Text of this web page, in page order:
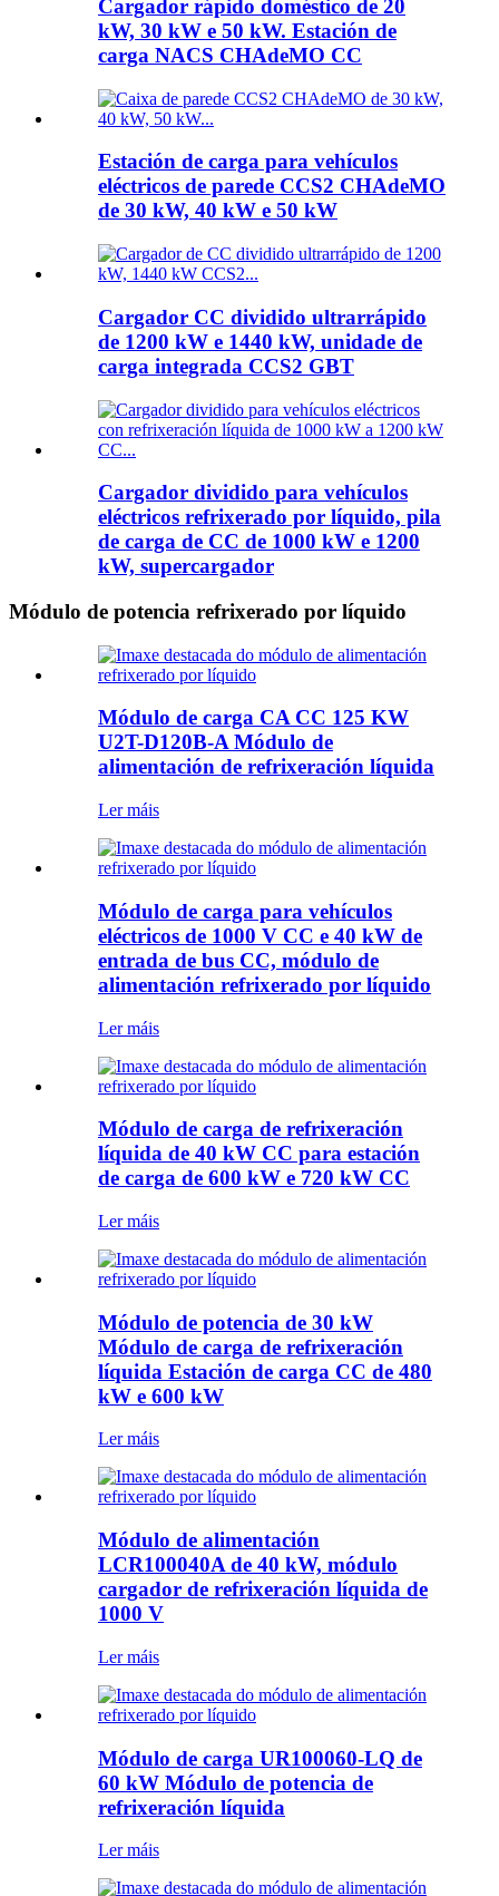
Cargador rápido doméstico de 20
kW, 30 kW e 50 kW. Estación de
carga NACS CHAdeMO CC
Estación de carga para vehículos
eléctricos de parede CCS2 CHAdeMO
de 30 kW, 40 kW e 50 kW
Cargador CC dividido ultrarrápido
de 1200 kW e 1440 kW, unidade de
carga integrada CCS2 GBT
Cargador dividido para vehículos
eléctricos refrixerado por líquido, pila
de carga de CC de 1000 kW e 1200
kW, supercargador
Módulo de potencia refrixerado por líquido
Módulo de carga CA CC 125 KW
U2T-D120B-A Módulo de
alimentación de refrixeración líquida
Ler máis
Módulo de carga para vehículos
eléctricos de 1000 V CC e 40 kW de
entrada de bus CC, módulo de
alimentación refrixerado por líquido
Ler máis
Módulo de carga de refrixeración
líquida de 40 kW CC para estación
de carga de 600 kW e 720 kW CC
Ler máis
Módulo de potencia de 30 kW
Módulo de carga de refrixeración
líquida Estación de carga CC de 480
kW e 600 kW
Ler máis
Módulo de alimentación
LCR100040A de 40 kW, módulo
cargador de refrixeración líquida de
1000 V
Ler máis
Módulo de carga UR100060-LQ de
60 kW Módulo de potencia de
refrixeración líquida
Ler máis